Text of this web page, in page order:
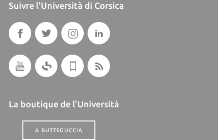
Suivre l'Università di Corsica
La boutique de l'Università
A BUTTEGUCCIA